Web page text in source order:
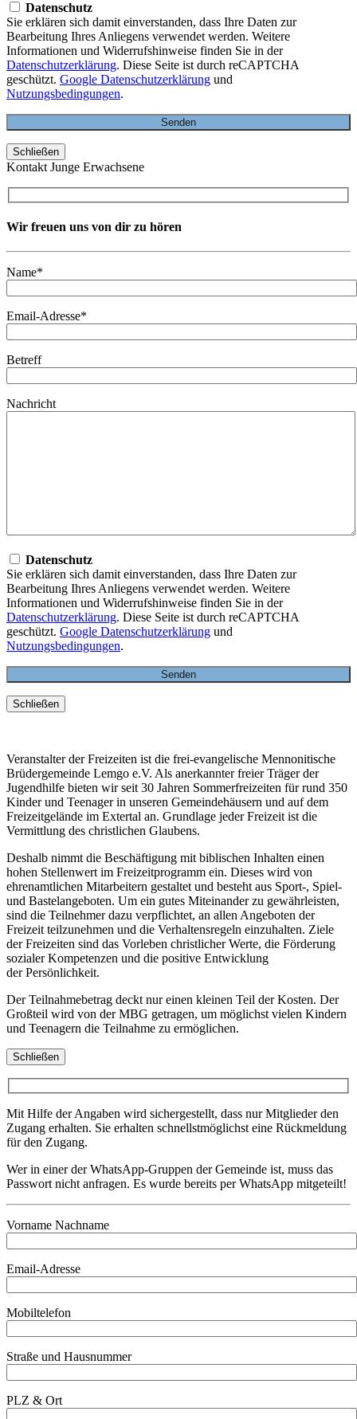
Datenschutz
Sie erklären sich damit einverstanden, dass Ihre Daten zur
Bearbeitung Ihres Anliegens verwendet werden. Weitere
Informationen und Widerrufshinweise finden Sie in der
Datenschutzerklärung. Diese Seite ist durch reCAPTCHA
geschützt. Google Datenschutzerklärung und
Nutzungsbedingungen.
Schließen
Kontakt Junge Erwachsene
Wir freuen uns von dir zu hören
Name*
Email-Adresse*
Betreff
Nachricht
Datenschutz
Sie erklären sich damit einverstanden, dass Ihre Daten zur
Bearbeitung Ihres Anliegens verwendet werden. Weitere
Informationen und Widerrufshinweise finden Sie in der
Datenschutzerklärung. Diese Seite ist durch reCAPTCHA
geschützt. Google Datenschutzerklärung und
Nutzungsbedingungen.
Schließen
Veranstalter der Freizeiten ist die frei-evangelische Mennonitische
Brüdergemeinde Lemgo e.V. Als anerkannter freier Träger der
Jugendhilfe bieten wir seit 30 Jahren Sommerfreizeiten für rund 350
Kinder und Teenager in unseren Gemeindehäusern und auf dem
Freizeitgelände im Extertal an. Grundlage jeder Freizeit ist die
Vermittlung des christlichen Glaubens.
Deshalb nimmt die Beschäftigung mit biblischen Inhalten einen
hohen Stellenwert im Freizeitprogramm ein. Dieses wird von
ehrenamtlichen Mitarbeitern gestaltet und besteht aus Sport-, Spiel-
und Bastelangeboten. Um ein gutes Miteinander zu gewährleisten,
sind die Teilnehmer dazu verpflichtet, an allen Angeboten der
Freizeit teilzunehmen und die Verhaltensregeln einzuhalten. Ziele
der Freizeiten sind das Vorleben christlicher Werte, die Förderung
sozialer Kompetenzen und die positive Entwicklung
der Persönlichkeit.
Der Teilnahmebetrag deckt nur einen kleinen Teil der Kosten. Der
Großteil wird von der MBG getragen, um möglichst vielen Kindern
und Teenagern die Teilnahme zu ermöglichen.
Schließen
Mit Hilfe der Angaben wird sichergestellt, dass nur Mitglieder den
Zugang erhalten. Sie erhalten schnellstmöglichst eine Rückmeldung
für den Zugang.
Wer in einer der WhatsApp-Gruppen der Gemeinde ist, muss das
Passwort nicht anfragen. Es wurde bereits per WhatsApp mitgeteilt!
Vorname Nachname
Email-Adresse
Mobiltelefon
Straße und Hausnummer
PLZ & Ort